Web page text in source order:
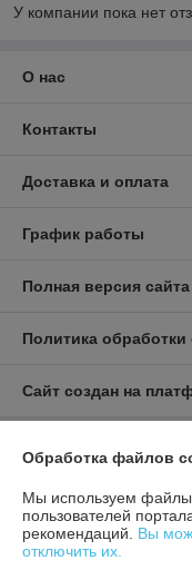
У компании пока нет
О нас
Контакты
Доставка и оплата
График работы
Полная версия сайта
Политика обработки
Сайт создан на
Информация для
Индивидуальный
Александровна
225131 Ул.
Обработка файлов
Мы используем файлы
пользователей
рекомендаций. Вы
отключить их.